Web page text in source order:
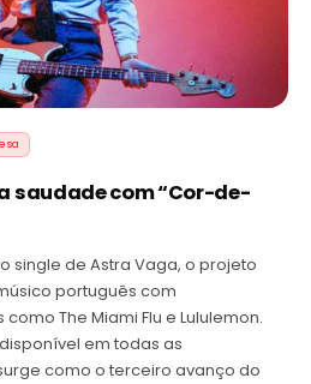
saudade com “Cor-de-
single de Astra Vaga, o projeto
português com
The Miami Flu e Lululemon.
em todas as
como o terceiro avanço do